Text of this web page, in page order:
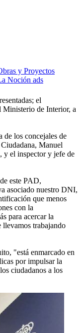
y Proyectos
Noción ads
el
de Interior, a
de los concejales de
Manuel
y el inspector y jefe de
este PAD,
asociado nuestro DNI,
que menos
con la
para acercar la
trabajando
"está enmarcado en
por impulsar la
ciudadanos a los